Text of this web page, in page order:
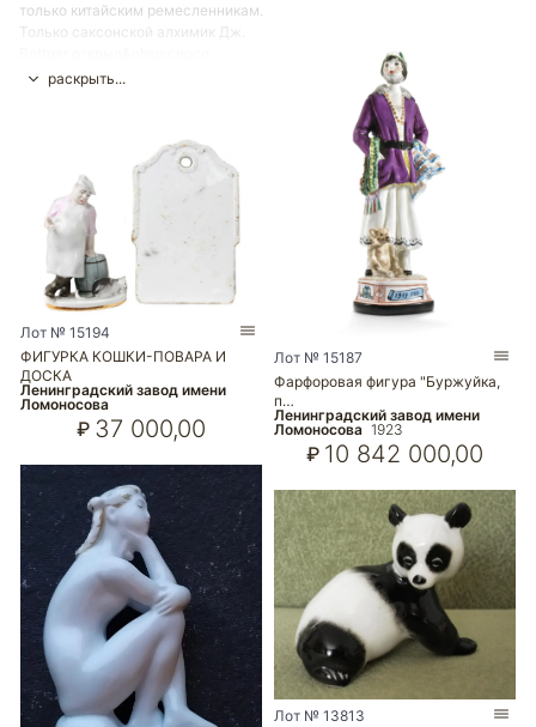
только китайским ремесленникам.
Только саксонской алхимик Дж.
раскрыть...
Лот № 15194
ФИГУРКА КОШКИ-ПОВАРА И
ДОСКА
Ленинградский завод имени
Ломоносова
₽ 37 000,00
Лот № 15187
Фарфоровая фигура "Буржуйка,
п…
Ленинградский завод имени
Ломоносова 1923
₽ 10 842 000,00
Лот № 13813